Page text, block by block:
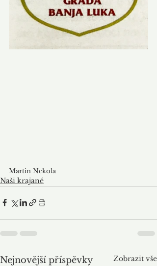
Martin Nekola
Naši krajané
Nejnovější příspěvky Zobrazit vše